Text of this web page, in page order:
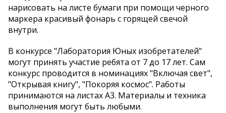
нарисовать на листе бумаги при помощи черного
маркера красивый фонарь с горящей свечой
внутри.
В конкурсе "Лаборатория Юных изобретателей"
могут принять участие ребята от 7 до 17 лет. Сам
конкурс проводится в номинациях "Включая свет",
"Открывая книгу", "Покоряя космос". Работы
принимаются на листах А3. Материалы и техника
выполнения могут быть любыми.